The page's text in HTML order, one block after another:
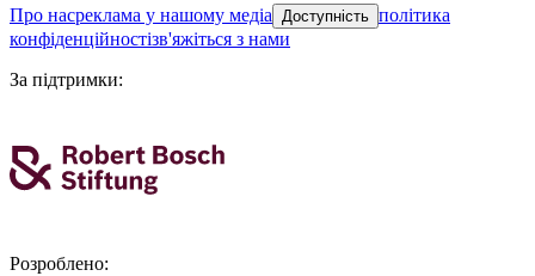
про насреклама у нашому медіа Доступність політика
конфіденційностізв'яжіться з нами
За підтримки:
Розроблено: